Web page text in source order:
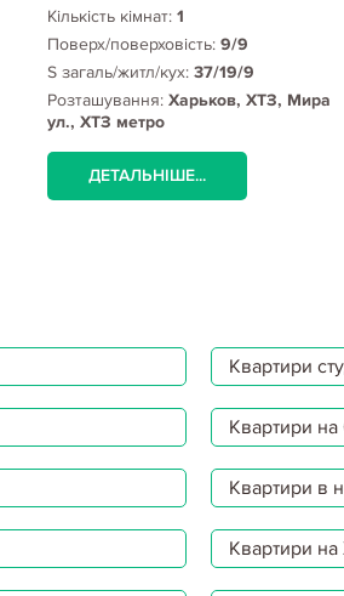
Кількість кімнат: 1
Поверх/поверховість: 9/9
S загаль/житл/кух: 37/19/9
Розташування: Харьков, ХТЗ, Мира
ул., ХТЗ метро
ДЕТАЛЬНІШЕ...
Квартири
Квартири на
Квартири в
Квартири на